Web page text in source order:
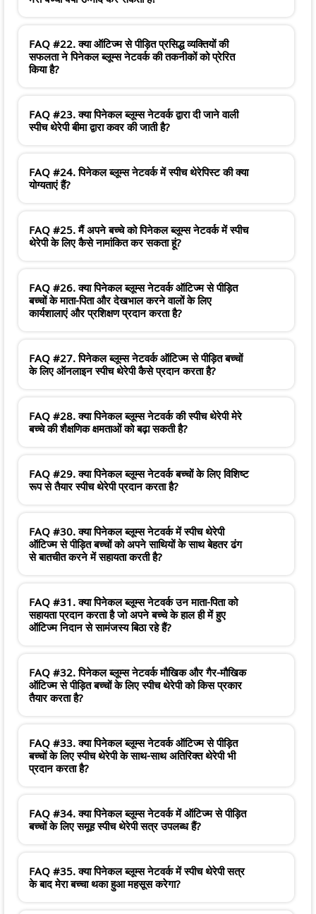
FAQ #22. क्या ऑटिज्म से पीड़ित प्रसिद्ध व्यक्तियों की
सफलता ने पिनेकल ब्लूम्स नेटवर्क की तकनीकों को प्रेरित
किया है?
FAQ #23. क्या पिनेकल ब्लूम्स नेटवर्क द्वारा दी जाने वाली
स्पीच थेरेपी बीमा द्वारा कवर की जाती है?
FAQ #24. पिनेकल ब्लूम्स नेटवर्क में स्पीच थेरेपिस्ट की क्या
योग्यताएं हैं?
FAQ #25. मैं अपने बच्चे को पिनेकल ब्लूम्स नेटवर्क में स्पीच
थेरेपी के लिए कैसे नामांकित कर सकता हूं?
FAQ #26. क्या पिनेकल ब्लूम्स नेटवर्क ऑटिज्म से पीड़ित
बच्चों के माता-पिता और देखभाल करने वालों के लिए
कार्यशालाएं और प्रशिक्षण प्रदान करता है?
FAQ #27. पिनेकल ब्लूम्स नेटवर्क ऑटिज्म से पीड़ित बच्चों
के लिए ऑनलाइन स्पीच थेरेपी कैसे प्रदान करता है?
FAQ #28. क्या पिनेकल ब्लूम्स नेटवर्क की स्पीच थेरेपी मेरे
बच्चे की शैक्षणिक क्षमताओं को बढ़ा सकती है?
FAQ #29. क्या पिनेकल ब्लूम्स नेटवर्क बच्चों के लिए विशिष्ट
रूप से तैयार स्पीच थेरेपी प्रदान करता है?
FAQ #30. क्या पिनेकल ब्लूम्स नेटवर्क में स्पीच थेरेपी
ऑटिज्म से पीड़ित बच्चों को अपने साथियों के साथ बेहतर ढंग
से बातचीत करने में सहायता करती है?
FAQ #31. क्या पिनेकल ब्लूम्स नेटवर्क उन माता-पिता को
सहायता प्रदान करता है जो अपने बच्चे के हाल ही में हुए
ऑटिज्म निदान से सामंजस्य बिठा रहे हैं?
FAQ #32. पिनेकल ब्लूम्स नेटवर्क मौखिक और गैर-मौखिक
ऑटिज्म से पीड़ित बच्चों के लिए स्पीच थेरेपी को किस प्रकार
तैयार करता है?
FAQ #33. क्या पिनेकल ब्लूम्स नेटवर्क ऑटिज्म से पीड़ित
बच्चों के लिए स्पीच थेरेपी के साथ-साथ अतिरिक्त थेरेपी भी
प्रदान करता है?
FAQ #34. क्या पिनेकल ब्लूम्स नेटवर्क में ऑटिज्म से पीड़ित
बच्चों के लिए समूह स्पीच थेरेपी सत्र उपलब्ध हैं?
FAQ #35. क्या पिनेकल ब्लूम्स नेटवर्क में स्पीच थेरेपी सत्र
के बाद मेरा बच्चा थका हुआ महसूस करेगा?